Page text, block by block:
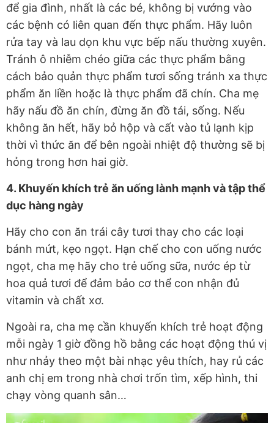
để gia đình, nhất là các bé, không bị vướng vào
các bệnh có liên quan đến thực phẩm. Hãy luôn
rửa tay và lau dọn khu vực bếp nấu thường xuyên.
Tránh ô nhiễm chéo giữa các thực phẩm bằng
cách bảo quản thực phẩm tươi sống tránh xa thực
phẩm ăn liền hoặc là thực phẩm đã chín. Cha mẹ
hãy nấu đồ ăn chín, đừng ăn đồ tái, sống. Nếu
không ăn hết, hãy bỏ hộp và cất vào tủ lạnh kịp
thời vì thức ăn để bên ngoài nhiệt độ thường sẽ bị
hỏng trong hơn hai giờ.
4. Khuyến khích trẻ ăn uống lành mạnh và tập thể
dục hàng ngày
Hãy cho con ăn trái cây tươi thay cho các loại
bánh mứt, kẹo ngọt. Hạn chế cho con uống nước
ngọt, cha mẹ hãy cho trẻ uống sữa, nước ép từ
hoa quả tươi để đảm bảo cơ thể con nhận đủ
vitamin và chất xơ.
Ngoài ra, cha mẹ cần khuyến khích trẻ hoạt động
mỗi ngày 1 giờ đồng hồ bằng các hoạt động thú vị
như nhảy theo một bài nhạc yêu thích, hay rủ các
anh chị em trong nhà chơi trốn tìm, xếp hình, thi
chạy vòng quanh sân…